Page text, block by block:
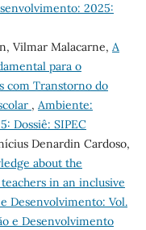
2025:
Vilmar Malacarne, A
para o
com Transtorno do
, Ambiente:
Dossiê: SIPEC
Denardin Cardoso,
about the
in an inclusive
Desenvolvimento: Vol.
e Desenvolvimento